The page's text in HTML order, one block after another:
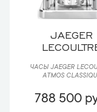
JAEGER
ЧАСЫ JAEGER
ATMOS
788 500